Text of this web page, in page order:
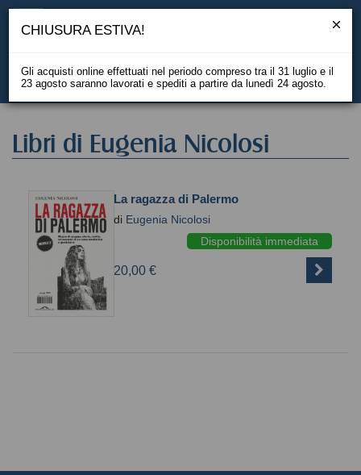
EN
Libri di Eugenia Nicolosi
La ragazza di Palermo
di Eugenia Nicolosi
Disponibilità immediata
20,00 €
CHIUSURA ESTIVA!
Gli acquisti online effettuati nel periodo compreso tra il 31 luglio e il
23 agosto saranno lavorati e spediti a partire da lunedì 24 agosto.